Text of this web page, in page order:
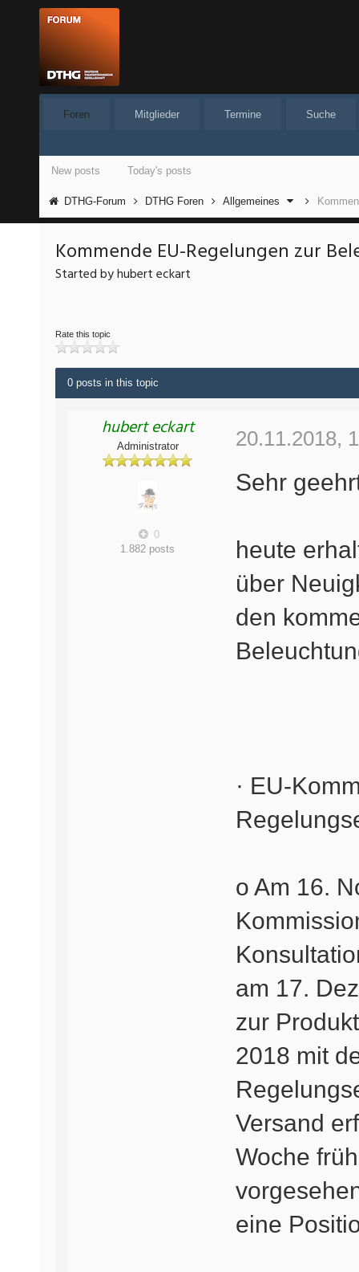
Foren Mitglieder Termine Suche
New posts Today's posts
DTHG-Forum DTHG Foren Allgemeines
Kommende EU-Regelungen zur
Started by hubert eckart
Rate this topic
0 posts in this topic
hubert eckart
Administrator
0
1.882 posts
20.11.2018,
Sehr
heute
über
den
· EU-
o Am 16.
am 17.
zur
2018 mit
Versand
Woche
eine